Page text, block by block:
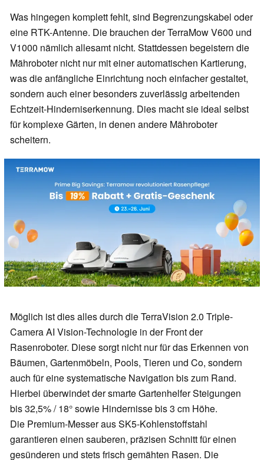
Was hingegen komplett fehlt, sind Begrenzungskabel oder
eine RTK-Antenne. Die brauchen der TerraMow V600 und
V1000 nämlich allesamt nicht. Stattdessen begeistern die
Mähroboter nicht nur mit einer automatischen Kartierung,
was die anfängliche Einrichtung noch einfacher gestaltet,
sondern auch einer besonders zuverlässig arbeitenden
Echtzeit-Hinderniserkennung. Dies macht sie ideal selbst
für komplexe Gärten, in denen andere Mähroboter
scheitern.
Möglich ist dies alles durch die TerraVision 2.0 Triple-
Camera AI Vision-Technologie in der Front der
Rasenroboter. Diese sorgt nicht nur für das Erkennen von
Bäumen, Gartenmöbeln, Pools, Tieren und Co, sondern
auch für eine systematische Navigation bis zum Rand.
Hierbei überwindet der smarte Gartenhelfer Steigungen
bis 32,5% / 18° sowie Hindernisse bis 3 cm Höhe.
Die Premium-Messer aus SK5-Kohlenstoffstahl
garantieren einen sauberen, präzisen Schnitt für einen
gesünderen und stets frisch gemähten Rasen. Die